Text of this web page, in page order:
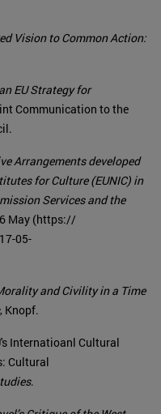
Vision to Common Action:
EU Strategy for
Communication to the
Arrangements developed
for Culture (EUNIC) in
Services and the
May (https://
05-
and Civility in a Time
, Knopf.
Internatioanl Cultural
Cultural
.